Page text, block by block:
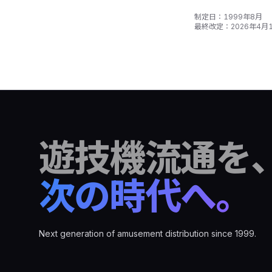
制定日： 1999年8月
最終改定：2026年4月
遊技機流通を、
次の時代へ。
Next generation of amusement distribution since 1999.